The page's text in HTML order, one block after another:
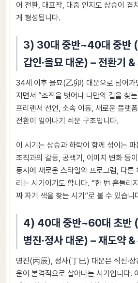
어 전환, 대표작, 대중 인지도 상승이 겹
게 형성됩니다.
3) 30대 중반~40대 중반
갑인·을묘 대운) – 전환기 &
34세 이후 을묘(乙卯) 대운으로 넘어가
지면서 “조직을 벗어나 나만의 길을 찾
프리랜서 선언, 소속 이동, 새로운 플랫
전환이 일어나기 쉬운 구조입니다.
이 시기는 상승과 하락이 함께 섞이는
조직과의 갈등, 공백기, 이미지 변화 등
동시에 새로운 스타일의 프로그램, 다른
리는 시기이기도 합니다. “한 번 흔들리
짜 자기 색을 찾는 시기”로 볼 수 있습니
4) 40대 중반~60대 초반
병진·정사 대운) – 재도약 &
병진(丙辰), 정사(丁巳) 대운은 식신·상
운이 본격적으로 살아나는 시기입니다.